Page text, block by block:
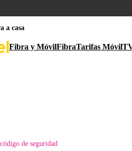
a casa
Fibra y MóvilFibraTarifas Móvil
de seguridad